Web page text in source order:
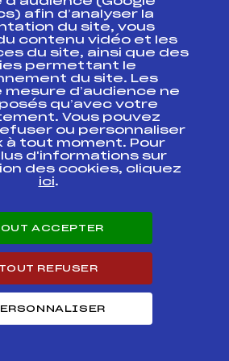
ETAPE
CHAMPIONNATS DE
FRANCE U16 2ème
ETAPE
FFS
42 ième Grand Prix
d'Agy 2017
FFS
46ème GRAND PRIX
DE LA VALLEE DE
CHAMONIX
CHALLENGE ROBBY
FFS
FRANCE U16 – 1ère
ROCHOIS
FFS
CHAMPIONNAT DE
FRANCE U16 – 1ère
étape – PAYS
FFS
afin d’analyser la
du site, vous
contenu vidéo et les
du site, ainsi que des
permettant le
du site. Les
mesure d’audience ne
qu’avec votre
Vous pouvez
ou personnaliser
à tout moment. Pour
d'informations sur
des cookies, cliquez
ici.
ACCEPTER
TOUT REFUSER